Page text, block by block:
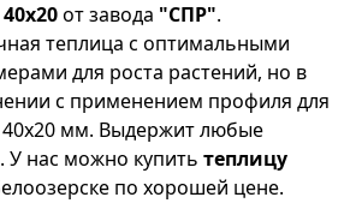
от завода "СПР".
теплица с оптимальными
для роста растений, но в
с применением профиля для
40х20 мм. Выдержит любые
У нас можно купить теплицу
по хорошей цене.